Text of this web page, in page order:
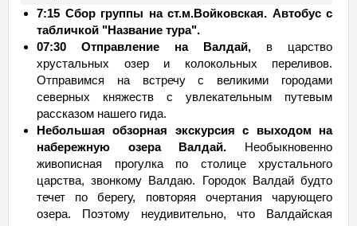
7:15 Сбор группы на ст.м.Войковская. Автобус с
табличкой "Название тура".
07:30 Отправление на Валдай, в царство
хрустальных озер и колокольных переливов.
Отправимся на встречу с великими городами
северных княжеств с увлекательным путевым
рассказом нашего гида.
Небольшая обзорная экскурсия с выходом на
набережную озера Валдай. Необыкновенно
живописная прогулка по столице хрустального
царства, звонкому Валдаю. Городок Валдай будто
течет по берегу, повторяя очертания чарующего
озера. Поэтому неудивительно, что Валдайская